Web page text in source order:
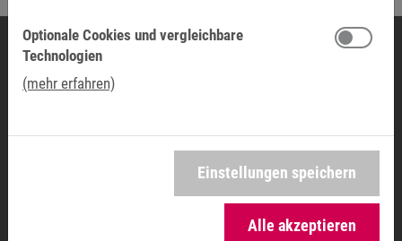
LÄNDERGESELLSCHAFT
Ritzstraße 8
Optionale Cookies und vergleichbare
Technologien
(mehr erfahren)
Einstellungen speichern
Alle akzeptieren